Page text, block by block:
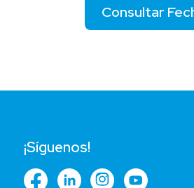
Consultar
¡Síguenos!